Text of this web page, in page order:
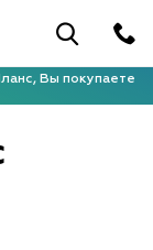
Вы покупаете